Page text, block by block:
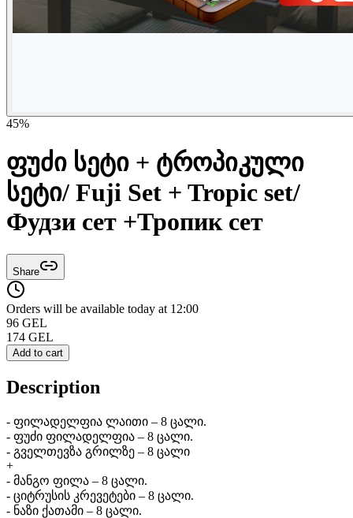
45%
ფუძი სეტი + ტროპიკული
სეტი/ Fuji Set + Tropic set/
Фудзи сет +Тропик сет
Share
Orders will be available today at 12:00
96 GEL
174 GEL
Add to cart
Description
- ფილადელფია ლაითი – 8 ცალი.
- ფუძი ფილადელფია – 8 ცალი.
- გველთევზა გრილზე – 8 ცალი
+
- მანგო ფილა – 8 ცალი.
- ციტრუსის კრევეტები – 8 ცალი.
- ნაზი ქათამი – 8 ცალი.